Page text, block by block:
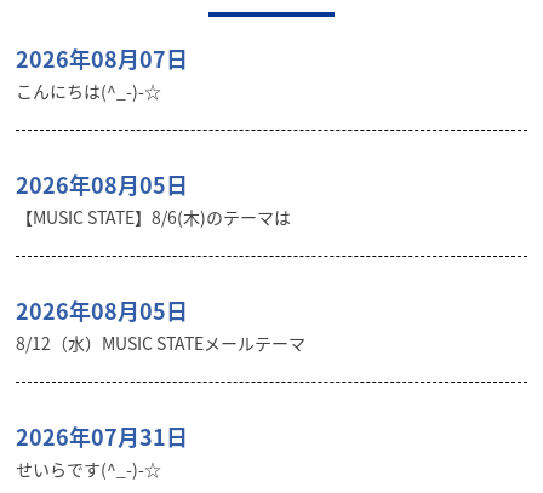
2026年08月07日
こんにちは(^_-)-☆
2026年08月05日
【MUSIC STATE】8/6(木)のテーマは
2026年08月05日
8/12（水）MUSIC STATEメールテーマ
2026年07月31日
せいらです(^_-)-☆